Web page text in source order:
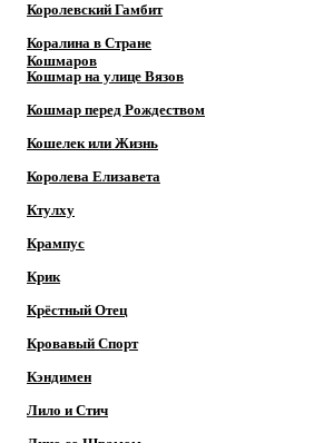
Королевский Гамбит
Коралина в Стране
Кошмаров
Кошмар на улице Вязов
Кошмар перед Рождеством
Кошелек или Жизнь
Королева Елизавета
Ктулху
Крампус
Крик
Крёстный Отец
Кровавый Спорт
Кэндимен
Лило и Стич